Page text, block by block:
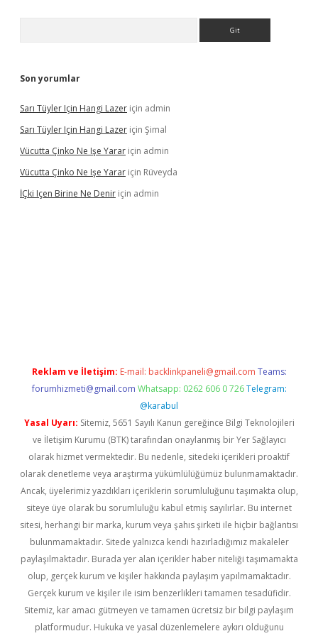
Son yorumlar
Sarı Tüyler Için Hangi Lazer için admin
Sarı Tüyler Için Hangi Lazer için Şimal
Vücutta Çinko Ne Işe Yarar için admin
Vücutta Çinko Ne Işe Yarar için Rüveyda
İÇki Içen Birine Ne Denir için admin
Reklam ve İletişim: E-mail: backlinkpaneli@gmail.com Teams:
forumhizmeti@gmail.com Whatsapp: 0262 606 0 726 Telegram:
@karabul
Yasal Uyarı: Sitemiz, 5651 Sayılı Kanun gereğince Bilgi Teknolojileri
ve İletişim Kurumu (BTK) tarafından onaylanmış bir Yer Sağlayıcı
olarak hizmet vermektedir. Bu nedenle, sitedeki içerikleri proaktif
olarak denetleme veya araştırma yükümlülüğümüz bulunmamaktadır.
Ancak, üyelerimiz yazdıkları içeriklerin sorumluluğunu taşımakta olup,
siteye üye olarak bu sorumluluğu kabul etmiş sayılırlar. Bu internet
sitesi, herhangi bir marka, kurum veya şahıs şirketi ile hiçbir bağlantısı
bulunmamaktadır. Sitede yalnızca kendi hazırladığımız makaleler
paylaşılmaktadır. Burada yer alan içerikler haber niteliği taşımamakta
olup, gerçek kurum ve kişiler hakkında paylaşım yapılmamaktadır.
Gerçek kurum ve kişiler ile isim benzerlikleri tamamen tesadüfidir.
Sitemiz, kar amacı gütmeyen ve tamamen ücretsiz bir bilgi paylaşım
platformudur. Hukuka ve yasal düzenlemelere aykırı olduğunu